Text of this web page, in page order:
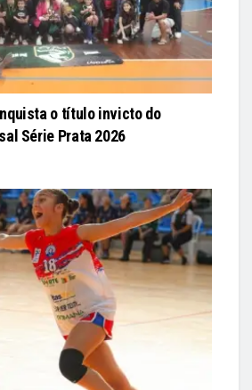
o título invicto do
Série Prata 2026